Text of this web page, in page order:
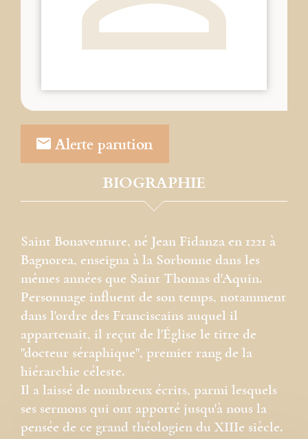
Alerte parution
BIOGRAPHIE
Saint Bonaventure, né Jean Fidanza en 1221 à
Bagnorea, enseigna à la Sorbonne dans les
mêmes années que Saint Thomas d'Aquin.
Personnage influent de son temps, notamment
dans l'ordre des Franciscains auquel il
appartenait, il reçut de l'Église le titre de
"docteur séraphique", premier rang de la
hiérarchie céleste.
Il a laissé de nombreux écrits, parmi lesquels
ses sermons qui ont apporté jusqu'à nous la
pensée de ce grand théologien du XIIIe siècle.